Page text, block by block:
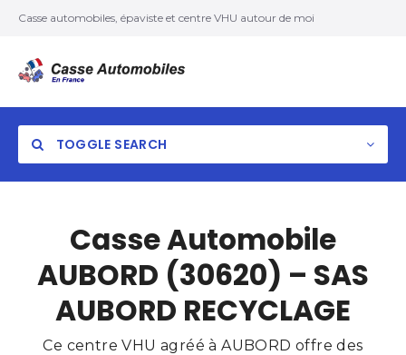
Casse automobiles, épaviste et centre VHU autour de moi
TOGGLE SEARCH
Casse Automobile
AUBORD (30620) – SAS
AUBORD RECYCLAGE
Ce centre VHU agréé à AUBORD offre des